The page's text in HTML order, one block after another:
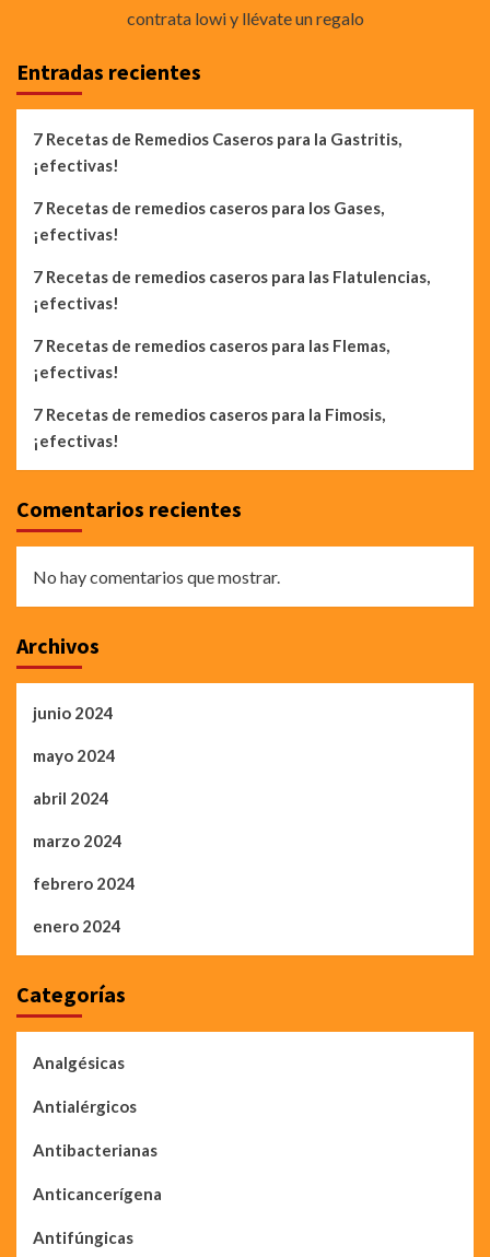
contrata lowi y llévate un regalo
Entradas recientes
7 Recetas de Remedios Caseros para la Gastritis,
¡efectivas!
7 Recetas de remedios caseros para los Gases,
¡efectivas!
7 Recetas de remedios caseros para las Flatulencias,
¡efectivas!
7 Recetas de remedios caseros para las Flemas,
¡efectivas!
7 Recetas de remedios caseros para la Fimosis,
¡efectivas!
Comentarios recientes
No hay comentarios que mostrar.
Archivos
junio 2024
mayo 2024
abril 2024
marzo 2024
febrero 2024
enero 2024
Categorías
Analgésicas
Antialérgicos
Antibacterianas
Anticancerígena
Antifúngicas